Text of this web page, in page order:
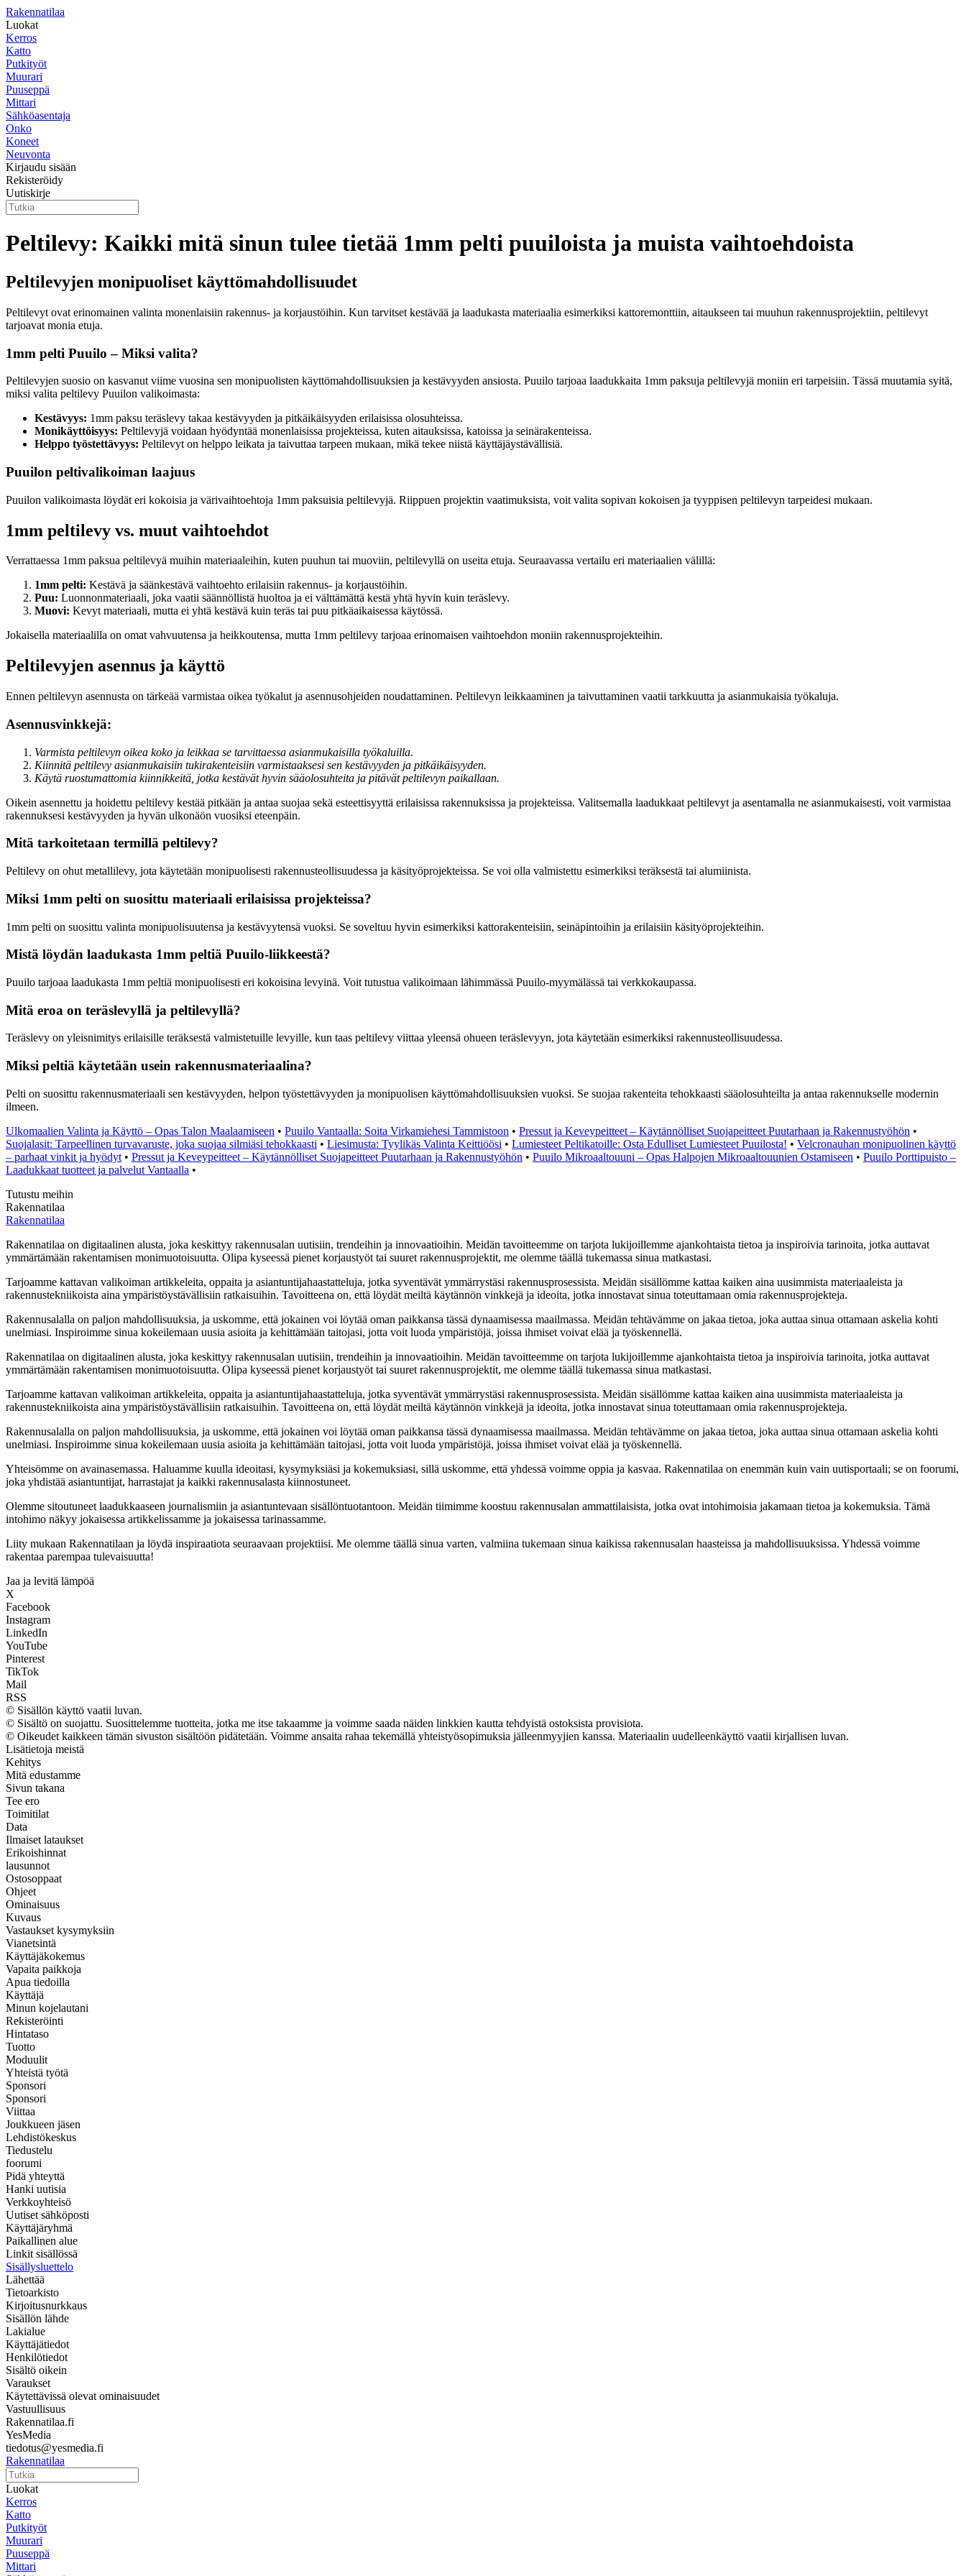
Rakennatilaa
Luokat
Kerros
Katto
Putkityöt
Muurari
Puuseppä
Mittari
Sähköasentaja
Onko
Koneet
Neuvonta
Kirjaudu sisään
Rekisteröidy
Uutiskirje
Peltilevy: Kaikki mitä sinun tulee tietää 1mm pelti puuiloista ja muista vaihtoehdoista
Peltilevyjen monipuoliset käyttömahdollisuudet
Peltilevyt ovat erinomainen valinta monenlaisiin rakennus- ja korjaustöihin. Kun tarvitset kestävää ja laadukasta materiaalia esimerkiksi kattoremonttiin, aitaukseen tai muuhun rakennusprojektiin, peltilevyt
tarjoavat monia etuja.
1mm pelti Puuilo – Miksi valita?
Peltilevyjen suosio on kasvanut viime vuosina sen monipuolisten käyttömahdollisuuksien ja kestävyyden ansiosta. Puuilo tarjoaa laadukkaita 1mm paksuja peltilevyjä moniin eri tarpeisiin. Tässä muutamia syitä,
miksi valita peltilevy Puuilon valikoimasta:
Kestävyys: 1mm paksu teräslevy takaa kestävyyden ja pitkäikäisyyden erilaisissa olosuhteissa.
Monikäyttöisyys: Peltilevyjä voidaan hyödyntää monenlaisissa projekteissa, kuten aitauksissa, katoissa ja seinärakenteissa.
Helppo työstettävyys: Peltilevyt on helppo leikata ja taivuttaa tarpeen mukaan, mikä tekee niistä käyttäjäystävällisiä.
Puuilon peltivalikoiman laajuus
Puuilon valikoimasta löydät eri kokoisia ja värivaihtoehtoja 1mm paksuisia peltilevyjä. Riippuen projektin vaatimuksista, voit valita sopivan kokoisen ja tyyppisen peltilevyn tarpeidesi mukaan.
1mm peltilevy vs. muut vaihtoehdot
Verrattaessa 1mm paksua peltilevyä muihin materiaaleihin, kuten puuhun tai muoviin, peltilevyllä on useita etuja. Seuraavassa vertailu eri materiaalien välillä:
1mm pelti: Kestävä ja säänkestävä vaihtoehto erilaisiin rakennus- ja korjaustöihin.
Puu: Luonnonmateriaali, joka vaatii säännöllistä huoltoa ja ei välttämättä kestä yhtä hyvin kuin teräslevy.
Muovi: Kevyt materiaali, mutta ei yhtä kestävä kuin teräs tai puu pitkäaikaisessa käytössä.
Jokaisella materiaalilla on omat vahvuutensa ja heikkoutensa, mutta 1mm peltilevy tarjoaa erinomaisen vaihtoehdon moniin rakennusprojekteihin.
Peltilevyjen asennus ja käyttö
Ennen peltilevyn asennusta on tärkeää varmistaa oikea työkalut ja asennusohjeiden noudattaminen. Peltilevyn leikkaaminen ja taivuttaminen vaatii tarkkuutta ja asianmukaisia työkaluja.
Asennusvinkkejä:
Varmista peltilevyn oikea koko ja leikkaa se tarvittaessa asianmukaisilla työkaluilla.
Kiinnitä peltilevy asianmukaisiin tukirakenteisiin varmistaaksesi sen kestävyyden ja pitkäikäisyyden.
Käytä ruostumattomia kiinnikkeitä, jotka kestävät hyvin sääolosuhteita ja pitävät peltilevyn paikallaan.
Oikein asennettu ja hoidettu peltilevy kestää pitkään ja antaa suojaa sekä esteettisyyttä erilaisissa rakennuksissa ja projekteissa. Valitsemalla laadukkaat peltilevyt ja asentamalla ne asianmukaisesti, voit varmistaa
rakennuksesi kestävyyden ja hyvän ulkonäön vuosiksi eteenpäin.
Mitä tarkoitetaan termillä peltilevy?
Peltilevy on ohut metallilevy, jota käytetään monipuolisesti rakennusteollisuudessa ja käsityöprojekteissa. Se voi olla valmistettu esimerkiksi teräksestä tai alumiinista.
Miksi 1mm pelti on suosittu materiaali erilaisissa projekteissa?
1mm pelti on suosittu valinta monipuolisuutensa ja kestävyytensä vuoksi. Se soveltuu hyvin esimerkiksi kattorakenteisiin, seinäpintoihin ja erilaisiin käsityöprojekteihin.
Mistä löydän laadukasta 1mm peltiä Puuilo-liikkeestä?
Puuilo tarjoaa laadukasta 1mm peltiä monipuolisesti eri kokoisina levyinä. Voit tutustua valikoimaan lähimmässä Puuilo-myymälässä tai verkkokaupassa.
Mitä eroa on teräslevyllä ja peltilevyllä?
Teräslevy on yleisnimitys erilaisille teräksestä valmistetuille levyille, kun taas peltilevy viittaa yleensä ohueen teräslevyyn, jota käytetään esimerkiksi rakennusteollisuudessa.
Miksi peltiä käytetään usein rakennusmateriaalina?
Pelti on suosittu rakennusmateriaali sen kestävyyden, helpon työstettävyyden ja monipuolisen käyttömahdollisuuksien vuoksi. Se suojaa rakenteita tehokkaasti sääolosuhteilta ja antaa rakennukselle modernin
ilmeen.
Ulkomaalien Valinta ja Käyttö – Opas Talon Maalaamiseen • Puuilo Vantaalla: Soita Virkamiehesi Tammistoon • Pressut ja Keveypeitteet – Käytännölliset Suojapeitteet Puutarhaan ja Rakennustyöhön •
Suojalasit: Tarpeellinen turvavaruste, joka suojaa silmiäsi tehokkaasti • Liesimusta: Tyylikäs Valinta Keittiöösi • Lumiesteet Peltikatoille: Osta Edulliset Lumiesteet Puuilosta! • Velcronauhan monipuolinen käyttö
– parhaat vinkit ja hyödyt • Pressut ja Keveypeitteet – Käytännölliset Suojapeitteet Puutarhaan ja Rakennustyöhön • Puuilo Mikroaaltouuni – Opas Halpojen Mikroaaltouunien Ostamiseen • Puuilo Porttipuisto –
Laadukkaat tuotteet ja palvelut Vantaalla •
Tutustu meihin
Rakennatilaa
Rakennatilaa
Rakennatilaa on digitaalinen alusta, joka keskittyy rakennusalan uutisiin, trendeihin ja innovaatioihin. Meidän tavoitteemme on tarjota lukijoillemme ajankohtaista tietoa ja inspiroivia tarinoita, jotka auttavat
ymmärtämään rakentamisen monimuotoisuutta. Olipa kyseessä pienet korjaustyöt tai suuret rakennusprojektit, me olemme täällä tukemassa sinua matkastasi.
Tarjoamme kattavan valikoiman artikkeleita, oppaita ja asiantuntijahaastatteluja, jotka syventävät ymmärrystäsi rakennusprosessista. Meidän sisällömme kattaa kaiken aina uusimmista materiaaleista ja
rakennustekniikoista aina ympäristöystävällisiin ratkaisuihin. Tavoitteena on, että löydät meiltä käytännön vinkkejä ja ideoita, jotka innostavat sinua toteuttamaan omia rakennusprojekteja.
Rakennusalalla on paljon mahdollisuuksia, ja uskomme, että jokainen voi löytää oman paikkansa tässä dynaamisessa maailmassa. Meidän tehtävämme on jakaa tietoa, joka auttaa sinua ottamaan askelia kohti
unelmiasi. Inspiroimme sinua kokeilemaan uusia asioita ja kehittämään taitojasi, jotta voit luoda ympäristöjä, joissa ihmiset voivat elää ja työskennellä.
Rakennatilaa on digitaalinen alusta, joka keskittyy rakennusalan uutisiin, trendeihin ja innovaatioihin. Meidän tavoitteemme on tarjota lukijoillemme ajankohtaista tietoa ja inspiroivia tarinoita, jotka auttavat
ymmärtämään rakentamisen monimuotoisuutta. Olipa kyseessä pienet korjaustyöt tai suuret rakennusprojektit, me olemme täällä tukemassa sinua matkastasi.
Tarjoamme kattavan valikoiman artikkeleita, oppaita ja asiantuntijahaastatteluja, jotka syventävät ymmärrystäsi rakennusprosessista. Meidän sisällömme kattaa kaiken aina uusimmista materiaaleista ja
rakennustekniikoista aina ympäristöystävällisiin ratkaisuihin. Tavoitteena on, että löydät meiltä käytännön vinkkejä ja ideoita, jotka innostavat sinua toteuttamaan omia rakennusprojekteja.
Rakennusalalla on paljon mahdollisuuksia, ja uskomme, että jokainen voi löytää oman paikkansa tässä dynaamisessa maailmassa. Meidän tehtävämme on jakaa tietoa, joka auttaa sinua ottamaan askelia kohti
unelmiasi. Inspiroimme sinua kokeilemaan uusia asioita ja kehittämään taitojasi, jotta voit luoda ympäristöjä, joissa ihmiset voivat elää ja työskennellä.
Yhteisömme on avainasemassa. Haluamme kuulla ideoitasi, kysymyksiäsi ja kokemuksiasi, sillä uskomme, että yhdessä voimme oppia ja kasvaa. Rakennatilaa on enemmän kuin vain uutisportaali; se on foorumi,
joka yhdistää asiantuntijat, harrastajat ja kaikki rakennusalasta kiinnostuneet.
Olemme sitoutuneet laadukkaaseen journalismiin ja asiantuntevaan sisällöntuotantoon. Meidän tiimimme koostuu rakennusalan ammattilaisista, jotka ovat intohimoisia jakamaan tietoa ja kokemuksia. Tämä
intohimo näkyy jokaisessa artikkelissamme ja jokaisessa tarinassamme.
Liity mukaan Rakennatilaan ja löydä inspiraatiota seuraavaan projektiisi. Me olemme täällä sinua varten, valmiina tukemaan sinua kaikissa rakennusalan haasteissa ja mahdollisuuksissa. Yhdessä voimme
rakentaa parempaa tulevaisuutta!
Jaa ja levitä lämpöä
X
Facebook
Instagram
LinkedIn
YouTube
Pinterest
TikTok
Mail
RSS
© Sisällön käyttö vaatii luvan.
© Sisältö on suojattu. Suosittelemme tuotteita, jotka me itse takaamme ja voimme saada näiden linkkien kautta tehdyistä ostoksista provisiota.
© Oikeudet kaikkeen tämän sivuston sisältöön pidätetään. Voimme ansaita rahaa tekemällä yhteistyösopimuksia jälleenmyyjien kanssa. Materiaalin uudelleenkäyttö vaatii kirjallisen luvan.
Lisätietoja meistä
Kehitys
Mitä edustamme
Sivun takana
Tee ero
Toimitilat
Data
Ilmaiset lataukset
Erikoishinnat
lausunnot
Ostosoppaat
Ohjeet
Ominaisuus
Kuvaus
Vastaukset kysymyksiin
Vianetsintä
Käyttäjäkokemus
Vapaita paikkoja
Apua tiedoilla
Käyttäjä
Minun kojelautani
Rekisteröinti
Hintataso
Tuotto
Moduulit
Yhteistä työtä
Sponsori
Sponsori
Viittaa
Joukkueen jäsen
Lehdistökeskus
Tiedustelu
foorumi
Pidä yhteyttä
Hanki uutisia
Verkkoyhteisö
Uutiset sähköposti
Käyttäjäryhmä
Paikallinen alue
Linkit sisällössä
Sisällysluettelo
Lähettää
Tietoarkisto
Kirjoitusnurkkaus
Sisällön lähde
Lakialue
Käyttäjätiedot
Henkilötiedot
Sisältö oikein
Varaukset
Käytettävissä olevat ominaisuudet
Vastuullisuus
Rakennatilaa.fi
YesMedia
tiedotus@yesmedia.fi
Rakennatilaa
Luokat
Kerros
Katto
Putkityöt
Muurari
Puuseppä
Mittari